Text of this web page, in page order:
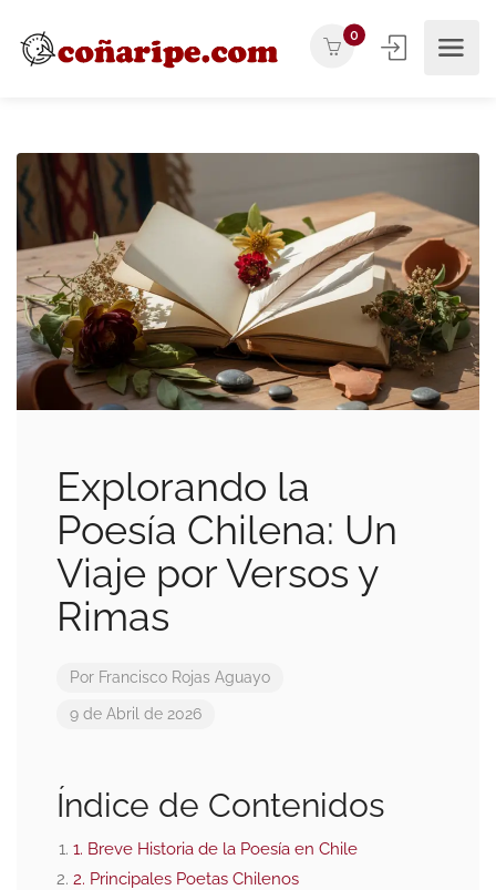
0
Explorando la
Poesía Chilena: Un
Viaje por Versos y
Rimas
Por Francisco Rojas Aguayo
9 de Abril de 2026
Índice de Contenidos
1. Breve Historia de la Poesía en Chile
2. Principales Poetas Chilenos